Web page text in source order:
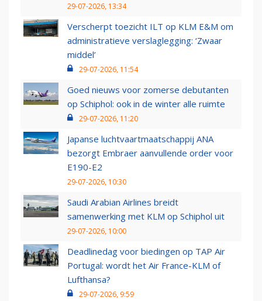
29-07-2026, 13:34
Verscherpt toezicht ILT op KLM E&M om
administratieve verslaglegging: ‘Zwaar
middel’
29-07-2026, 11:54
Goed nieuws voor zomerse debutanten
op Schiphol: ook in de winter alle ruimte
29-07-2026, 11:20
Japanse luchtvaartmaatschappij ANA
bezorgt Embraer aanvullende order voor
E190-E2
29-07-2026, 10:30
Saudi Arabian Airlines breidt
samenwerking met KLM op Schiphol uit
29-07-2026, 10:00
Deadlinedag voor biedingen op TAP Air
Portugal: wordt het Air France-KLM of
Lufthansa?
29-07-2026, 9:59